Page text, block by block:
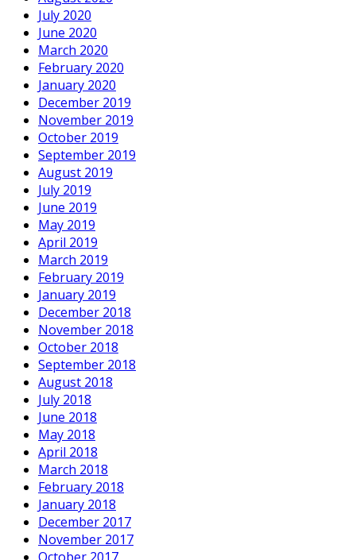
July 2020
June 2020
March 2020
February 2020
January 2020
December 2019
November 2019
October 2019
September 2019
August 2019
July 2019
June 2019
May 2019
April 2019
March 2019
February 2019
January 2019
December 2018
November 2018
October 2018
September 2018
August 2018
July 2018
June 2018
May 2018
April 2018
March 2018
February 2018
January 2018
December 2017
November 2017